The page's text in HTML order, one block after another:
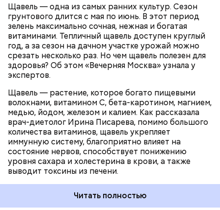
Щавель — одна из самых ранних культур. Сезон
грунтового длится с мая по июнь. В этот период
зелень максимально сочная, нежная и богатая
витаминами. Тепличный щавель доступен круглый
год, а за сезон на дачном участке урожай можно
срезать несколько раз. Но чем щавель полезен для
здоровья? Об этом «Вечерняя Москва» узнала у
экспертов.
Щавель — растение, которое богато пищевыми
волокнами, витамином С, бета-каротином, магнием,
медью, йодом, железом и калием. Как рассказала
врач-диетолог Ирина Писарева, помимо большого
количества витаминов, щавель укрепляет
иммунную систему, благоприятно влияет на
состояние нервов, способствует понижению
уровня сахара и холестерина в крови, а также
выводит токсины из печени.
Читать полностью
ЗДОРОВЬЕ ВРАЧИ
РАСТЕНИЯ
ПРОДУКТЫ